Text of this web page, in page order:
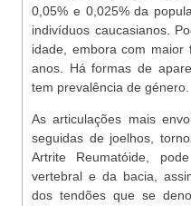
0,05% e 0,025% da
indivíduos caucasianos.
idade, embora com
anos. Há formas de
tem prevalência de género.
As articulações mais
seguidas de joelhos,
Artrite Reumatóide,
vertebral e da bacia,
dos tendões que se